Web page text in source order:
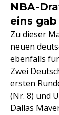
NBA-
eins
Zu dieser
neuen
ebenfalls
Zwei
ersten
(Nr. 8) und
Dallas